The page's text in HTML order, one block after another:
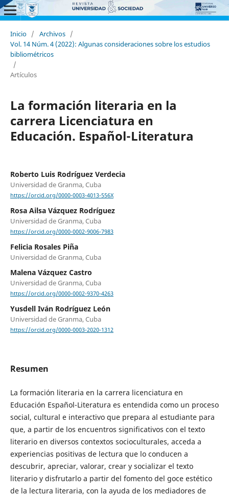
Inicio / Archivos /
Vol. 14 Núm. 4 (2022): Algunas consideraciones sobre los estudios
bibliométricos
/
Artículos
La formación literaria en la
carrera Licenciatura en
Educación. Español-Literatura
Roberto Luis Rodríguez Verdecia
Universidad de Granma, Cuba
https://orcid.org/0000-0003-4013-556X
Rosa Ailsa Vázquez Rodríguez
Universidad de Granma, Cuba
https://orcid.org/0000-0002-9006-7983
Felicia Rosales Piña
Universidad de Granma, Cuba
Malena Vázquez Castro
Universidad de Granma, Cuba
https://orcid.org/0000-0002-9370-4263
Yusdell Iván Rodríguez León
Universidad de Granma, Cuba
https://orcid.org/0000-0003-2020-1312
Resumen
La formación literaria en la carrera licenciatura en
Educación Español-Literatura es entendida como un proceso
social, cultural e interactivo que prepara al estudiante para
que, a partir de los encuentros significativos con el texto
literario en diversos contextos socioculturales, acceda a
experiencias positivas de lectura que lo conducen a
descubrir, apreciar, valorar, crear y socializar el texto
literario y disfrutarlo a partir del fomento del goce estético
de la lectura literaria, con la ayuda de los mediadores de